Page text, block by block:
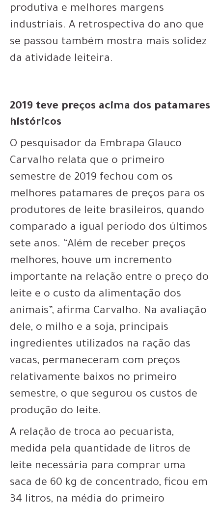
produtiva e melhores margens
industriais. A retrospectiva do ano que
se passou também mostra mais solidez
da atividade leiteira.
2019 teve preços acima dos patamares
históricos
O pesquisador da Embrapa Glauco
Carvalho relata que o primeiro
semestre de 2019 fechou com os
melhores patamares de preços para os
produtores de leite brasileiros, quando
comparado a igual período dos últimos
sete anos. “Além de receber preços
melhores, houve um incremento
importante na relação entre o preço do
leite e o custo da alimentação dos
animais”, afirma Carvalho. Na avaliação
dele, o milho e a soja, principais
ingredientes utilizados na ração das
vacas, permaneceram com preços
relativamente baixos no primeiro
semestre, o que segurou os custos de
produção do leite.
A relação de troca ao pecuarista,
medida pela quantidade de litros de
leite necessária para comprar uma
saca de 60 kg de concentrado, ficou em
34 litros, na média do primeiro